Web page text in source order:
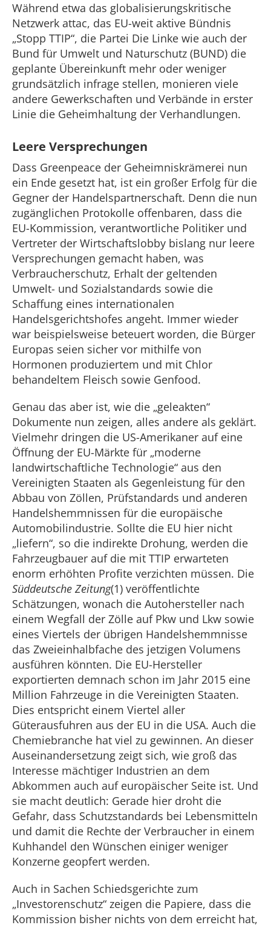
Während etwa das globalisierungskritische
Netzwerk attac, das EU-weit aktive Bündnis
„Stopp TTIP“, die Partei Die Linke wie auch der
Bund für Umwelt und Naturschutz (BUND) die
geplante Übereinkunft mehr oder weniger
grundsätzlich infrage stellen, monieren viele
andere Gewerkschaften und Verbände in erster
Linie die Geheimhaltung der Verhandlungen.
Leere Versprechungen
Dass Greenpeace der Geheimniskrämerei nun
ein Ende gesetzt hat, ist ein großer Erfolg für die
Gegner der Handelspartnerschaft. Denn die nun
zugänglichen Protokolle offenbaren, dass die
EU-Kommission, verantwortliche Politiker und
Vertreter der Wirtschaftslobby bislang nur leere
Versprechungen gemacht haben, was
Verbraucherschutz, Erhalt der geltenden
Umwelt- und Sozialstandards sowie die
Schaffung eines internationalen
Handelsgerichtshofes angeht. Immer wieder
war beispielsweise beteuert worden, die Bürger
Europas seien sicher vor mithilfe von
Hormonen produziertem und mit Chlor
behandeltem Fleisch sowie Genfood.
Genau das aber ist, wie die „geleakten“
Dokumente nun zeigen, alles andere als geklärt.
Vielmehr dringen die US-Amerikaner auf eine
Öffnung der EU-Märkte für „moderne
landwirtschaftliche Technologie“ aus den
Vereinigten Staaten als Gegenleistung für den
Abbau von Zöllen, Prüfstandards und anderen
Handelshemmnissen für die europäische
Automobilindustrie. Sollte die EU hier nicht
„liefern“, so die indirekte Drohung, werden die
Fahrzeugbauer auf die mit TTIP erwarteten
enorm erhöhten Profite verzichten müssen. Die
Süddeutsche Zeitung(1) veröffentlichte
Schätzungen, wonach die Autohersteller nach
einem Wegfall der Zölle auf Pkw und Lkw sowie
eines Viertels der übrigen Handelshemmnisse
das Zweieinhalbfache des jetzigen Volumens
ausführen könnten. Die EU-Hersteller
exportierten demnach schon im Jahr 2015 eine
Million Fahrzeuge in die Vereinigten Staaten.
Dies entspricht einem Viertel aller
Güterausfuhren aus der EU in die USA. Auch die
Chemiebranche hat viel zu gewinnen. An dieser
Auseinandersetzung zeigt sich, wie groß das
Interesse mächtiger Industrien an dem
Abkommen auch auf europäischer Seite ist. Und
sie macht deutlich: Gerade hier droht die
Gefahr, dass Schutzstandards bei Lebensmitteln
und damit die Rechte der Verbraucher in einem
Kuhhandel den Wünschen einiger weniger
Konzerne geopfert werden.
Auch in Sachen Schiedsgerichte zum
„Investorenschutz“ zeigen die Papiere, dass die
Kommission bisher nichts von dem erreicht hat,